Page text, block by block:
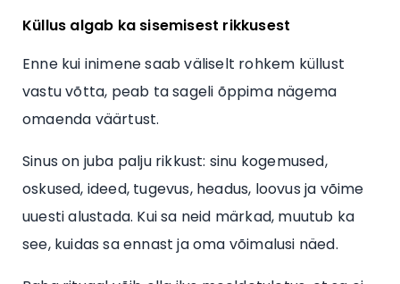
Küllus algab ka sisemisest rikkusest
Enne kui inimene saab väliselt rohkem küllust
vastu võtta, peab ta sageli õppima nägema
omaenda väärtust.
Sinus on juba palju rikkust: sinu kogemused,
oskused, ideed, tugevus, headus, loovus ja võime
uuesti alustada. Kui sa neid märkad, muutub ka
see, kuidas sa ennast ja oma võimalusi näed.